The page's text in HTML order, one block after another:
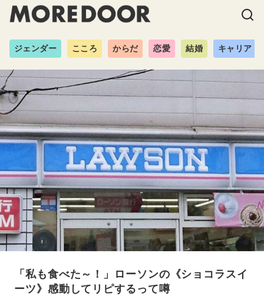
ジェンダー こころ からだ 恋愛 結婚 キャリア
「私も食べた～！」ローソンの《ショコラスイ
ーツ》感動してリピするって噂